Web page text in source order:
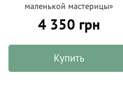
маленькой мастерицы»
4 350 грн
Купить